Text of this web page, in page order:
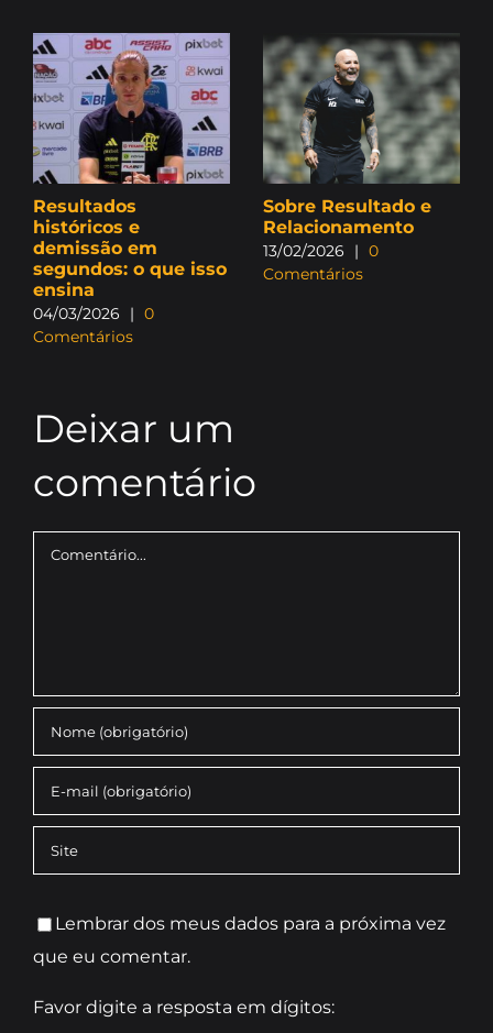
Resultados
históricos e
demissão em
segundos: o que isso
ensina
04/03/2026 | 0
Comentários
Sobre Resultado e
Relacionamento
13/02/2026 | 0
Comentários
Deixar um
comentário
Comentário
Lembrar dos meus dados para a próxima vez
que eu comentar.
Favor digite a resposta em dígitos: